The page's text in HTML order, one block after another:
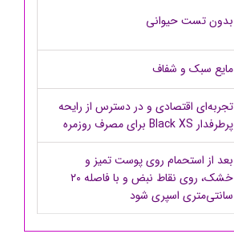
بدون تست حیوانی
مایع سبک و شفاف
تجربه‌ای اقتصادی و در دسترس از رایحه
پرطرفدار Black XS برای مصرف روزمره
بعد از استحمام روی پوست تمیز و
خشک، روی نقاط نبض و با فاصله ۲۰
سانتی‌متری اسپری شود